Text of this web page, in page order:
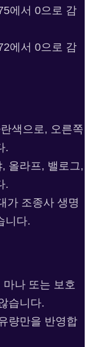
에서 0으로 감
에서 0으로 감
색으로, 오른쪽
.
올라프, 밸로그,
.
가 조종사 생명
니다.
나 또는 보호
습니다.
량만을 반영합